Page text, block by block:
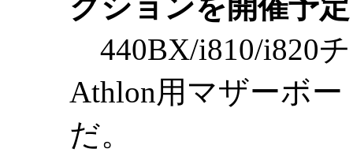
440BX/i810/i820
Athlon用マザーボ
だ。